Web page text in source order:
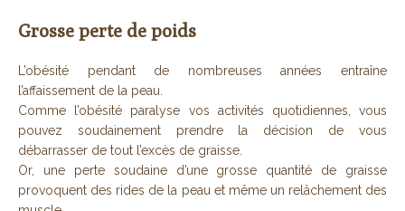
Grosse perte de poids
L’obésité pendant de nombreuses années entraîne
l’affaissement de la peau.
Comme l’obésité paralyse vos activités quotidiennes, vous
pouvez soudainement prendre la décision de vous
débarrasser de tout l’excès de graisse.
Or, une perte soudaine d’une grosse quantité de graisse
provoquent des rides de la peau et même un relâchement des